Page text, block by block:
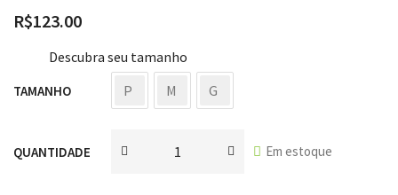
R$123.00
Descubra seu tamanho
TAMANHO P M G
QUANTIDADE Em estoque